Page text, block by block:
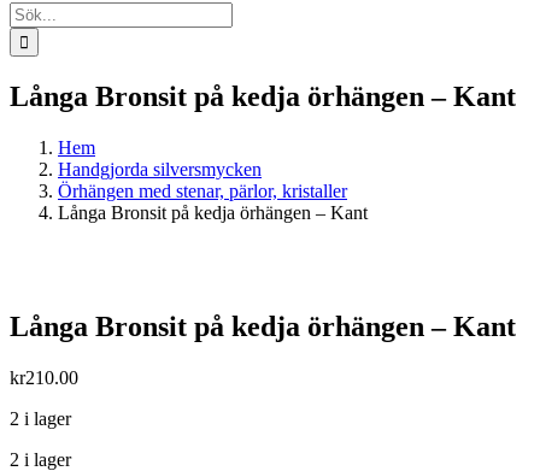
Sök
efter:
Långa Bronsit på kedja örhängen – Kant
Hem
Handgjorda silversmycken
Örhängen med stenar, pärlor, kristaller
Långa Bronsit på kedja örhängen – Kant
Långa Bronsit på kedja örhängen – Kant
kr210.00
2 i lager
2 i lager